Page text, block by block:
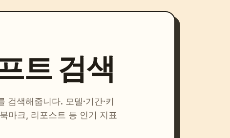
트 검색
검색해줍니다. 모델·기간·키
마크, 리포스트 등 인기 지표